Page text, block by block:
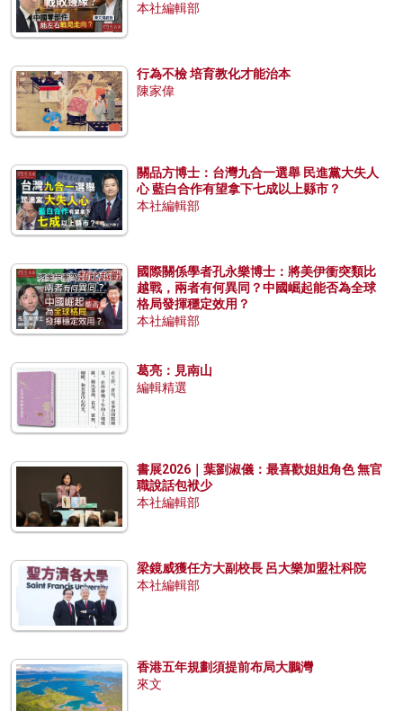
本社編輯部
行為不檢 培育教化才能治本
陳家偉
關品方博士：台灣九合一選舉 民進黨大失人
心 藍白合作有望拿下七成以上縣市？
本社編輯部
國際關係學者孔永樂博士：將美伊衝突類比
越戰，兩者有何異同？中國崛起能否為全球
格局發揮穩定效用？
本社編輯部
葛亮：見南山
編輯精選
書展2026｜葉劉淑儀：最喜歡姐姐角色 無官
職說話包袱少
本社編輯部
梁鏡威獲任方大副校長 呂大樂加盟社科院
本社編輯部
香港五年規劃須提前布局大鵬灣
來文